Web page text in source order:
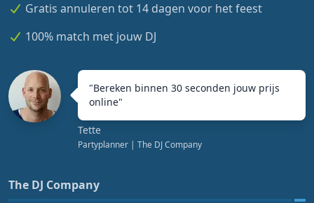
Gratis annuleren tot 14 dagen voor het feest
100% match met jouw DJ
"Bereken binnen 30 seconden jouw prijs
online"
Tette
Partyplanner | The DJ Company
The DJ Company